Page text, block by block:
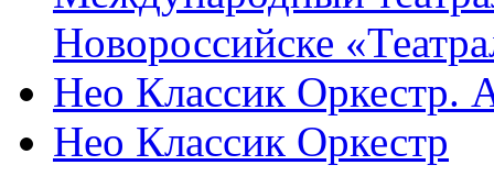
Новороссийске
Нео Классик Оркестр.
Нео Классик Оркестр